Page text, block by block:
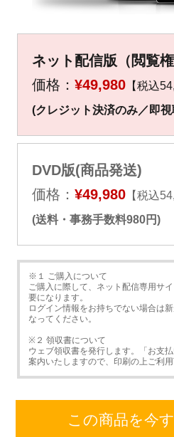
ネット配信版（閲覧権
価格： ¥49,980【税込
(クレジット決済のみ／即
DVD版(商品発送)
価格： ¥49,980【税込
(送料・事務手数料980円)
※１ ご購入について
ご購入に際して、ネット配信専用サ
要になります。
ログイン情報をお持ちでない場合は
なってください。
※２ 領収書について
ウェブ領収書を発行します。「お支
案内いたしますので、印刷の上ご利用
この商品を今